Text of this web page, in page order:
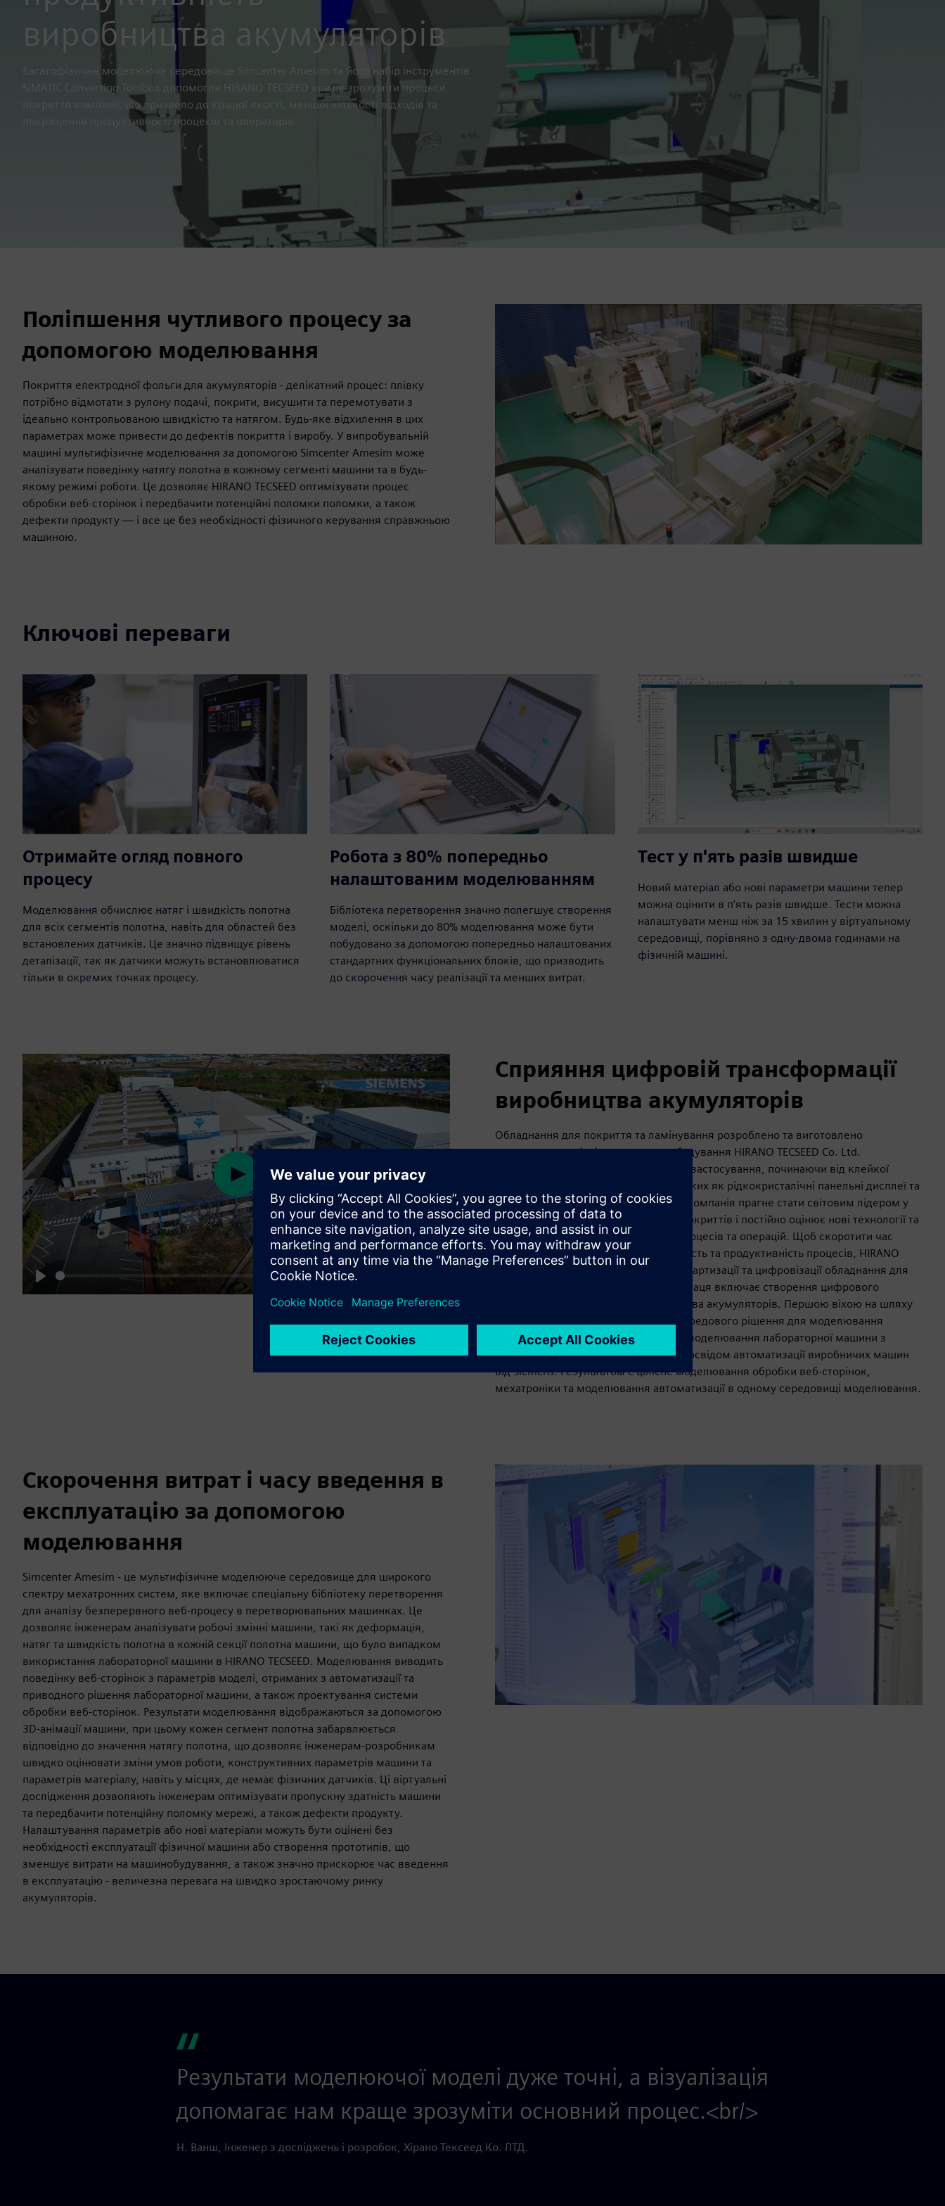
виробництва акумуляторів
Багатофізичне моделююче середовище Simcenter Amesim та його набір інструментів
SIMATIC Converting Toolbox допомогли HIRANO TECSEED краще зрозуміти процеси
покриття компанії, що призвело до кращої якості, меншої кількості відходів та
покращення продуктивності процесів та операторів.
Поліпшення чутливого процесу за
допомогою моделювання
Покриття електродної фольги для акумуляторів - делікатний процес: плівку
потрібно відмотати з рулону подачі, покрити, висушити та перемотувати з
ідеально контрольованою швидкістю та натягом. Будь-яке відхилення в цих
параметрах може привести до дефектів покриття і виробу. У випробувальній
машині мультифізичне моделювання за допомогою Simcenter Amesim може
аналізувати поведінку натягу полотна в кожному сегменті машини та в будь-
якому режимі роботи. Це дозволяє HIRANO TECSEED оптимізувати процес
обробки веб-сторінок і передбачити потенційні поломки поломки, а також
дефекти продукту — і все це без необхідності фізичного керування справжньою
машиною.
Ключові переваги
Отримайте огляд повного
процесу
Моделювання обчислює натяг і швидкість полотна
для всіх сегментів полотна, навіть для областей без
встановлених датчиків. Це значно підвищує рівень
деталізації, так як датчики можуть встановлюватися
тільки в окремих точках процесу.
Робота з 80% попередньо
налаштованим моделюванням
Бібліотека перетворення значно полегшує створення
моделі, оскільки до 80% моделювання може бути
побудовано за допомогою попередньо налаштованих
стандартних функціональних блоків, що призводить
до скорочення часу реалізації та менших витрат.
Тест у п'ять разів швидше
Новий матеріал або нові параметри машини тепер
можна оцінити в п'ять разів швидше. Тести можна
налаштувати менш ніж за 15 хвилин у віртуальному
середовищі, порівняно з одну-двома годинами на
фізичній машині.
Play
05:22
fullscreen
Play
Сприяння цифровій трансформації
виробництва акумуляторів
Обладнання для покриття та ламінування розроблено та виготовлено
японським спеціалістом з машинобудування HIRANO TECSEED Co. Ltd.
використовується в багатьох сферах застосування, починаючи від клейкої
стрічки до електронних пристроїв, таких як рідкокристалічні панельні дисплеї та
електроди для літій-іонних батарей. Компанія прагне стати світовим лідером у
виробництві машин для нанесення покриттів і постійно оцінює нові технології та
стратегії для вдосконалення своїх процесів та операцій. Щоб скоротити час
виходу на ринок та підвищити надійність та продуктивність процесів, HIRANO
TECSEED співпрацює з Siemens у стандартизації та цифровізації обладнання для
виробництва акумуляторів. Ця співпраця включає створення цифрового
близнюка обладнання для виробництва акумуляторів. Першою віхою на шляху
цифровізації стало впровадження передового рішення для моделювання
машин, яке поєднує мультифізичне моделювання лабораторної машини з
покриттям з доменними ноу-хау та досвідом автоматизації виробничих машин
від Siemens. Результатом є цілісне моделювання обробки веб-сторінок,
мехатроніки та моделювання автоматизації в одному середовищі моделювання.
Скорочення витрат і часу введення в
експлуатацію за допомогою
моделювання
Simcenter Amesim - це мультифізичне моделююче середовище для широкого
спектру мехатронних систем, яке включає спеціальну бібліотеку перетворення
для аналізу безперервного веб-процесу в перетворювальних машинках. Це
дозволяє інженерам аналізувати робочі змінні машини, такі як деформація,
натяг та швидкість полотна в кожній секції полотна машини, що було випадком
використання лабораторної машини в HIRANO TECSEED. Моделювання виводить
поведінку веб-сторінок з параметрів моделі, отриманих з автоматизації та
приводного рішення лабораторної машини, а також проектування системи
обробки веб-сторінок. Результати моделювання відображаються за допомогою
3D-анімації машини, при цьому кожен сегмент полотна забарвлюється
відповідно до значення натягу полотна, що дозволяє інженерам-розробникам
швидко оцінювати зміни умов роботи, конструктивних параметрів машини та
параметрів матеріалу, навіть у місцях, де немає фізичних датчиків. Ці віртуальні
дослідження дозволяють інженерам оптимізувати пропускну здатність машини
та передбачити потенційну поломку мережі, а також дефекти продукту.
Налаштування параметрів або нові матеріали можуть бути оцінені без
необхідності експлуатації фізичної машини або створення прототипів, що
зменшує витрати на машинобудування, а також значно прискорює час введення
в експлуатацію - величезна перевага на швидко зростаючому ринку
акумуляторів.
Результати моделюючої моделі дуже точні, а візуалізація
допомагає нам краще зрозуміти основний процес.<br/>
Н. Ванш, Інженер з досліджень і розробок, Хірано Тексеед Ко. ЛТД.